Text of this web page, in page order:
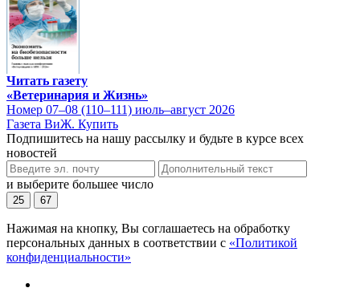
Читать газету
«Ветеринария и Жизнь»
Номер 07–08 (110–111) июль–август 2026
Газета ВиЖ. Купить
Подпишитесь на нашу рассылку и будьте в курсе всех
новостей
и выберите большее число
25 67
Нажимая на кнопку, Вы соглашаетесь на обработку
персональных данных в соответствии с «Политикой
конфиденциальности»